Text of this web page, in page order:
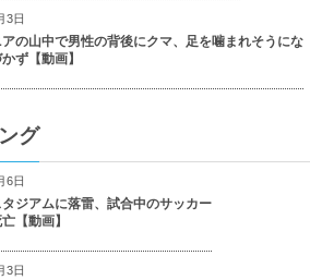
3日
の山中で男性の背後にクマ、足を噛まれそうにな
ず【動画】
グ
6日
ジアムに落雷、試合中のサッカー
【動画】
3日